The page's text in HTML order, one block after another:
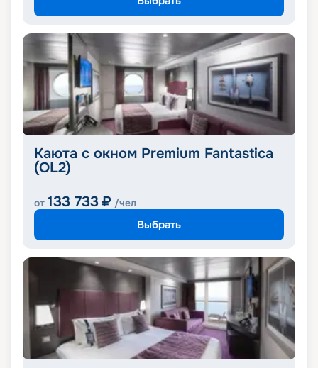
Каюта с окном Premium Fantastica
(OL2)
от 133 733 ₽ /чел
Выбрать